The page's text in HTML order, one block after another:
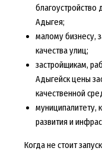
Адыгея;
малому бизнесу,
качества улиц;
застройщикам,
Адыгейск цены
качественной
муниципалитету,
развития и
Когда не стоит